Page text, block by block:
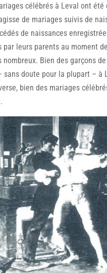
célébrés à Leval ont
de mariages suivis de
de naissances
leurs parents au moment
Bien des garçons
doute pour la plupart –
bien des mariages